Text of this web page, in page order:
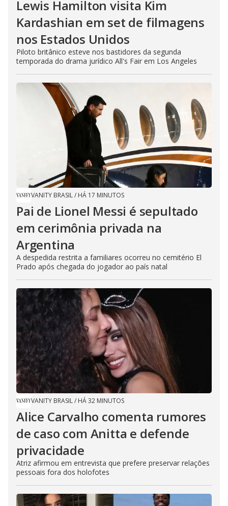
Lewis Hamilton visita Kim
Kardashian em set de filmagens
nos Estados Unidos
Piloto britânico esteve nos bastidores da segunda
temporada do drama jurídico All's Fair em Los Angeles
VANITY BRASIL/ HÁ 17 MINUTOS
Pai de Lionel Messi é sepultado
em cerimônia privada na
Argentina
A despedida restrita a familiares ocorreu no cemitério El
Prado após chegada do jogador ao país natal
VANITY BRASIL/ HÁ 32 MINUTOS
Alice Carvalho comenta rumores
de caso com Anitta e defende
privacidade
Atriz afirmou em entrevista que prefere preservar relações
pessoais fora dos holofotes